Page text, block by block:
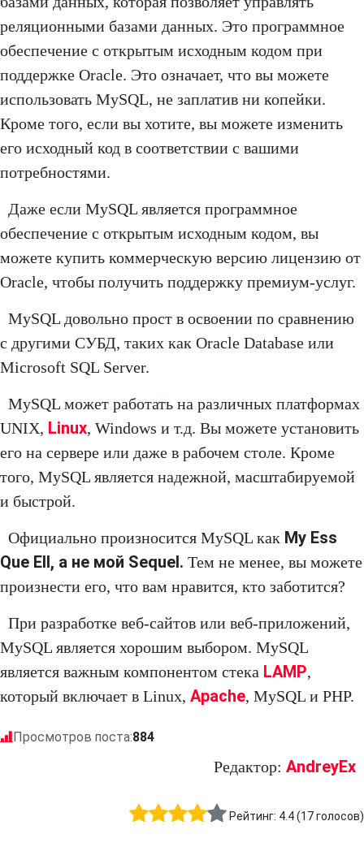
реляционными базами данных. Это программное
обеспечение с открытым исходным кодом при
поддержке Oracle. Это означает, что вы можете
использовать MySQL, не заплатив ни копейки.
Кроме того, если вы хотите, вы можете изменить
его исходный код в соответствии с вашими
потребностями.
Даже если MySQL является программное
обеспечение с открытым исходным кодом, вы
можете купить коммерческую версию лицензию от
Oracle, чтобы получить поддержку премиум-услуг.
MySQL довольно прост в освоении по сравнению
с другими СУБД, таких как Oracle Database или
Microsoft SQL Server.
MySQL может работать на различных платформах
UNIX, Linux, Windows и т.д. Вы можете установить
его на сервере или даже в рабочем столе. Кроме
того, MySQL является надежной, масштабируемой
и быстрой.
Официально произносится MySQL как My Ess
Que Ell, а не мой Sequel. Тем не менее, вы можете
произнести его, что вам нравится, кто заботится?
При разработке веб-сайтов или веб-приложений,
MySQL является хорошим выбором. MySQL
является важным компонентом стека LAMP,
который включает в Linux, Apache, MySQL и PHP.
Просмотров поста:884
Редактор: AndreyEx
Рейтинг: 4.4(17голосов)